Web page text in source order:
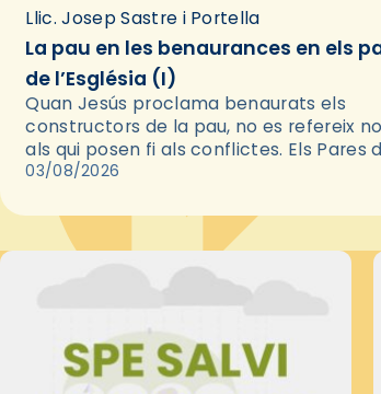
Llic. Josep Sastre i Portella
La pau en les benaurances en els
de l’Església (I)
Quan Jesús proclama benaurats els
constructors de la pau, no es refereix
als qui posen fi als conflictes. Els Pares
l'Església ens recorden que la pau
03/08/2026